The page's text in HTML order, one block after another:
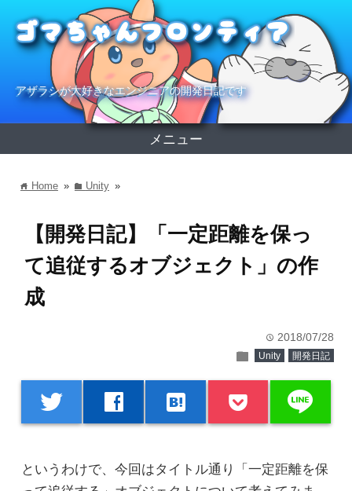
アザラシが大好きなエンジニアの開発日記です
メニュー
home Home » folder Unity »
【開発日記】「一定距離を保っ
て追従するオブジェクト」の作
成
time2018/07/28
folder Unity 開発日記
twitter facebook hatenabookmark line
というわけで、今回はタイトル通り「一定距離を保